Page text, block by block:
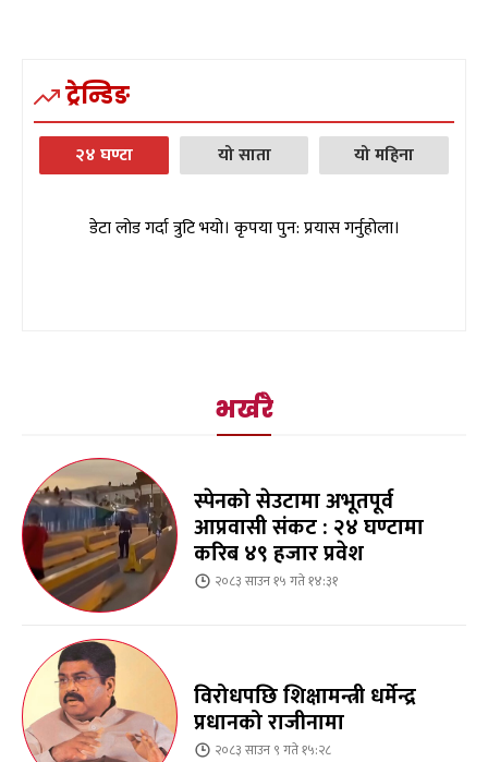
ट्रेन्डिङ
२४ घण्टा यो साता यो महिना
डेटा लोड गर्दा त्रुटि भयो। कृपया पुन: प्रयास गर्नुहोला।
भर्खरै
स्पेनको सेउटामा अभूतपूर्व
आप्रवासी संकट : २४ घण्टामा
करिब ४९ हजार प्रवेश
२०८३ साउन १५ गते १४:३१
विरोधपछि शिक्षामन्त्री धर्मेन्द्र
प्रधानको राजीनामा
२०८३ साउन ९ गते १५:२८